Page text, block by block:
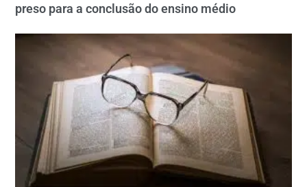
preso para a conclusão do ensino médio